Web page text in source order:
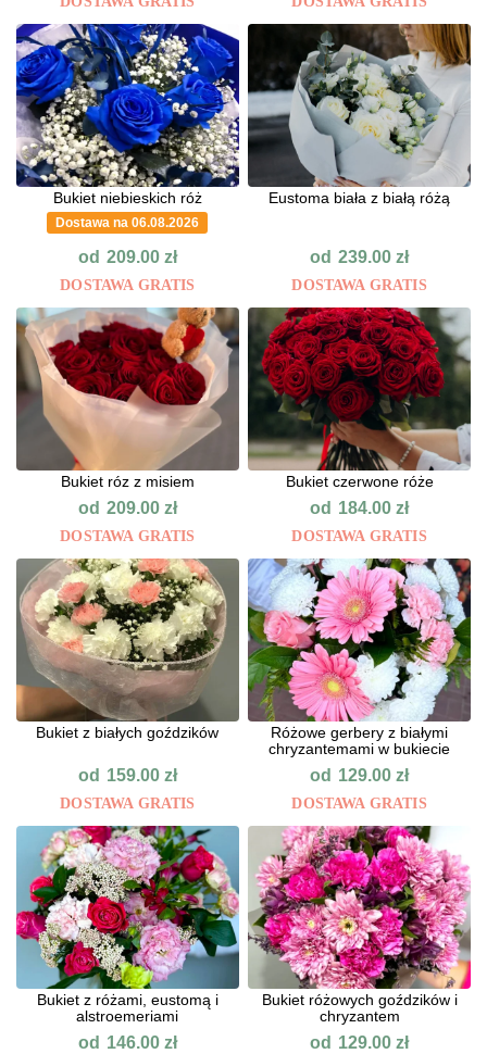
Bukiet niebieskich róż
Dostawa na 06.08.2026
od 209.00 zł
DOSTAWA GRATIS
Eustoma biała z białą różą
od 239.00zł
DOSTAWA GRATIS
Bukiet róz z misiem
od 209.00 zł
DOSTAWA GRATIS
Bukiet czerwone róże
od 184.00zł
DOSTAWA GRATIS
Bukiet z białych goździków
od 159.00 zł
DOSTAWA GRATIS
Różowe gerbery z białymi
chryzantemami w bukiecie
od 129.00zł
DOSTAWA GRATIS
Bukiet z różami, eustomą i
alstroemeriami
od 146.00 zł
Bukiet różowych goździków i
chryzantem
od 129.00zł